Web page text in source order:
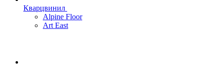
Кварцвинил
Alpine Floor
Art East